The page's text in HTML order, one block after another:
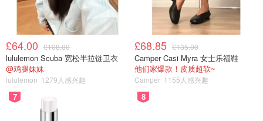
3、开小火焖煮十分钟左右，这时可以调一下煲仔饭的汁，
酱油、糖、耗油、少许水，根据自己的口味来调。⚠️小心水
不要放太多，因为水放多了饭会很粘。
4、焖上十分钟后打开锅盖淋上酱汁（爱吃葱的可以撒上葱
£64.00 £108.00
lululemon Scuba 宽松半拉链卫衣
@鸡腿妹妹
lululemon 1279人感兴趣
£68.85 £135.00
Camper Casi Myra 女士乐福鞋
他们家爆款！皮质超软~
Camper 1155人感兴趣
7 8